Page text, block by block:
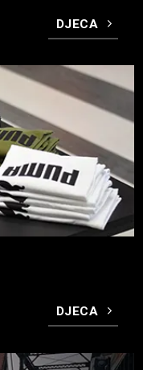
DJECA
DJECA